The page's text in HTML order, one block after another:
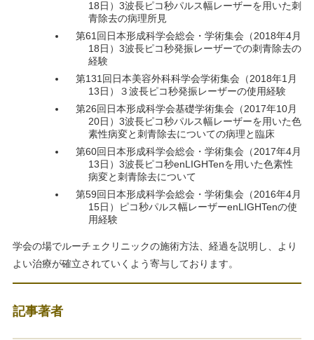
18日）3波長ピコ秒パルス幅レーザーを用いた刺
青除去の病理所見
第61回日本形成科学会総会・学術集会（2018年4月
18日）3波長ピコ秒発振レーザーでの刺青除去の
経験
第131回日本美容外科科学会学術集会（2018年1月
13日）３波長ピコ秒発振レーザーの使用経験
第26回日本形成科学会基礎学術集会（2017年10月
20日）3波長ピコ秒パルス幅レーザーを用いた色
素性病変と刺青除去についての病理と臨床
第60回日本形成科学会総会・学術集会（2017年4月
13日）3波長ピコ秒enLIGHTenを用いた色素性
病変と刺青除去について
第59回日本形成科学会総会・学術集会（2016年4月
15日）ピコ秒パルス幅レーザーenLIGHTenの使
用経験
学会の場でルーチェクリニックの施術方法、経過を説明し、より
よい治療が確立されていくよう寄与しております。
記事著者